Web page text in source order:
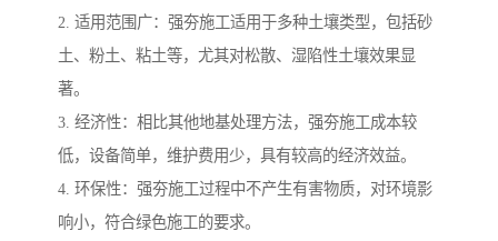
2. 适用范围广：强夯施工适用于多种土壤类型，包括砂
土、粉土、粘土等，尤其对松散、湿陷性土壤效果显
著。
3. 经济性：相比其他地基处理方法，强夯施工成本较
低，设备简单，维护费用少，具有较高的经济效益。
4. 环保性：强夯施工过程中不产生有害物质，对环境影
响小，符合绿色施工的要求。